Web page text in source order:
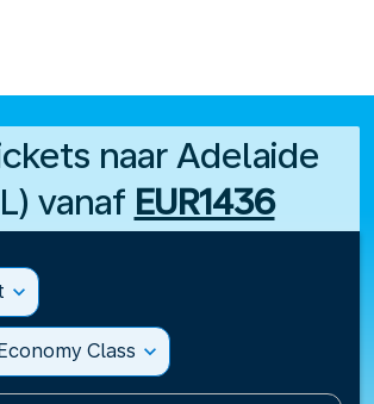
naar Adelaide
vanaf EUR1436
expand_more
Class expand_more